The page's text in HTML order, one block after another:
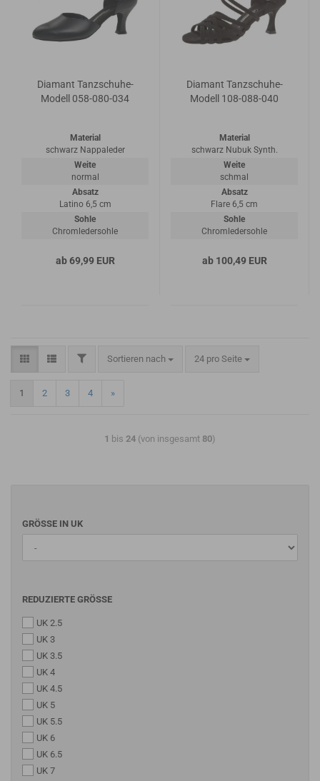
Diamant Tanzschuhe-
Modell 058-080-034
Material
schwarz Nappaleder
Weite
normal
Absatz
Latino 6,5 cm
Sohle
Chromledersohle
ab 69,99 EUR
Diamant Tanzschuhe-
Modell 108-088-040
Material
schwarz Nubuk Synth.
Weite
schmal
Absatz
Flare 6,5 cm
Sohle
Chromledersohle
ab 100,49 EUR
Sortieren nach 24 pro Seite
1 2 3 4 »
1 bis 24 (von insgesamt 80)
GRÖSSE IN UK
REDUZIERTE GRÖSSE
UK 2.5
UK 3
UK 3.5
UK 4
UK 4.5
UK 5
UK 5.5
UK 6
UK 6.5
UK 7